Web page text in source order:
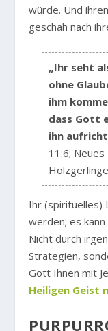
würde. Und
geschah nach
„Ihr seht
ohne
ihm
dass Gott
ihn
11:6;
Ihr (spirituelles)
werden; es
Nicht durch
Strategien,
Gott Ihnen mit
Heiligen Geist